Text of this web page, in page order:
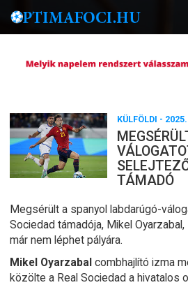
KÜLFÖLDI -
TÁMADÓ
Megsérült a spanyol labdarúgó-
Sociedad támadója, Mikel
már nem léphet pályára.
Mikel Oyarzabal combhajlító izma
közölte a Real Sociedad a hivatalos